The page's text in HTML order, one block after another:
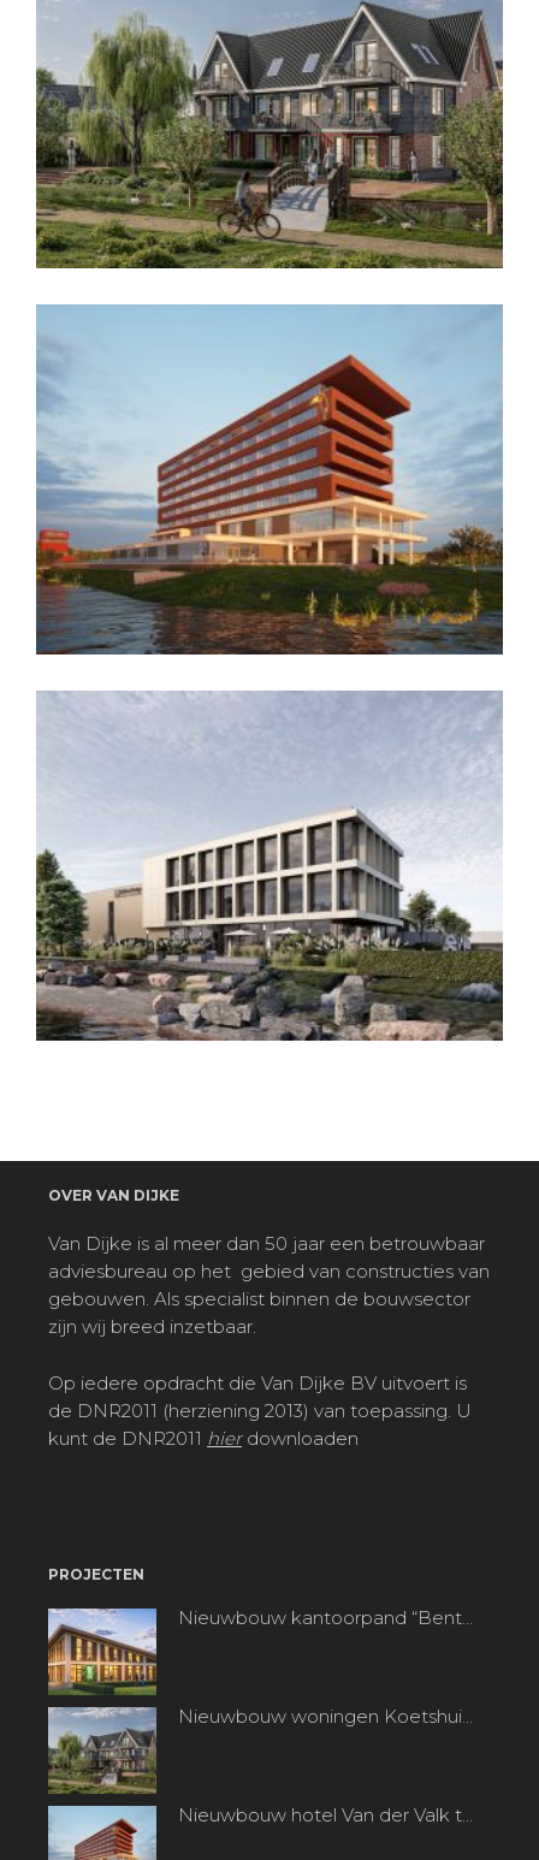
OVER VAN DIJKE
Van Dijke is al meer dan 50 jaar een betrouwbaar
adviesbureau op het gebied van constructies van
gebouwen. Als specialist binnen de bouwsector
zijn wij breed inzetbaar.
Op iedere opdracht die Van Dijke BV uitvoert is
de DNR2011 (herziening 2013) van toepassing. U
kunt de DNR2011 hierdownloaden
PROJECTEN
Nieuwbouw kantoorpand “Bentpoort” te Benthuizen
Nieuwbouw woningen Koetshuisplantsoen te Nieuwkoop
Nieuwbouw hotel Van der Valk te Alphen aan den Rijn